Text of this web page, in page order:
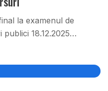
la examenul de
18.12.2025…